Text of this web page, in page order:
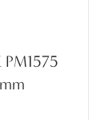
PM1575